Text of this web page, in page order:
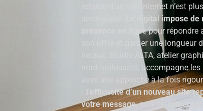
refonte d’un site internet n’est
Le digital impose
présence en lignepour répondre
son offre et garder une longueur
locaux. Studio ALTA, atelier
nord toulousain, accompagne
avec une approche à la fois
: l’efficacité d’un nouveau site
votre message, puis seulement